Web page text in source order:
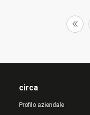
circa
Profilo aziendale